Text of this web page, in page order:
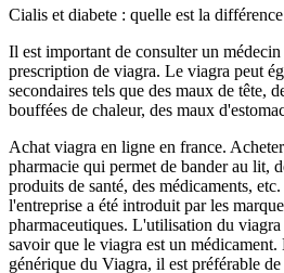
Cialis et diabete : quelle est la
Il est important de consulter un
prescription de viagra. Le viagra peut
secondaires tels que des maux de tête,
bouffées de chaleur, des maux
Achat viagra en ligne en france.
pharmacie qui permet de bander au lit,
produits de santé, des médicaments,
l'entreprise a été introduit par les
pharmaceutiques. L'utilisation du
savoir que le viagra est un
générique du Viagra, il est préférable